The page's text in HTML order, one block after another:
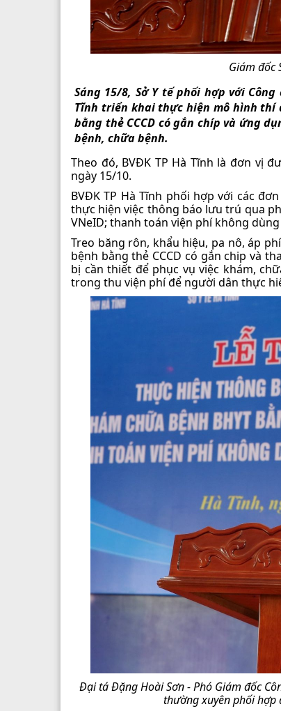
Giám đốc
Sáng 15/8, Sở Y tế phối hợp với
Tĩnh triển khai thực hiện mô hình thí
bằng thẻ CCCD có gắn chíp và ứng
bệnh, chữa bệnh.
Theo đó, BVĐK TP Hà Tĩnh là đơn vị
ngày 15/10.
BVĐK TP Hà Tĩnh phối hợp với các
thực hiện việc thông báo lưu trú qua
VNeID; thanh toán viện phí không
Treo băng rôn, khẩu hiệu, pa nô, áp
bệnh bằng thẻ CCCD có gắn chip và
bị cần thiết để phục vụ việc khám,
trong thu viện phí để người dân thực
Đại tá Đặng Hoài Sơn - Phó Giám đốc
thường xuyên phối hợp